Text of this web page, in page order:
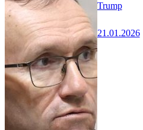
Trump
21.01.2026